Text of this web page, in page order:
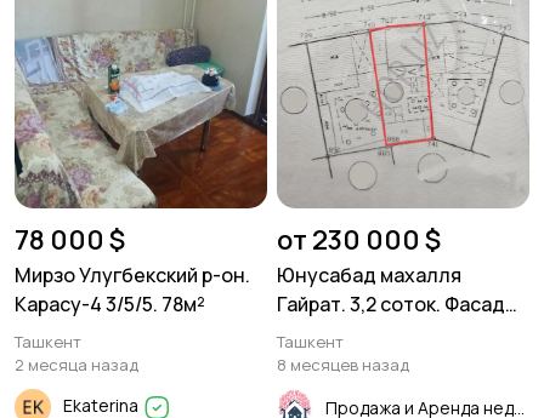
78 000 $
Мирзо Улугбекский р-он.
Карасу-4 3/5/5. 78м²
Ташкент
2 месяца назад
Ekaterina
от 230 000 $
Юнусабад махалля
Гайрат. 3,2 соток. Фасад
14м.
Ташкент
8 месяцев назад